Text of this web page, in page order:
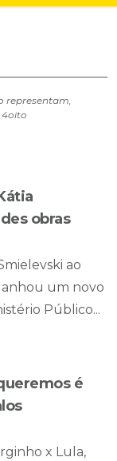
representam,
4oito
obras
ao
um novo
Público...
é
x Lula,